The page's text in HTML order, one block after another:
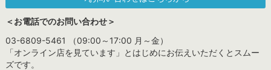
＜お電話でのお問い合わせ＞
03-6809-5461 （09:00～17:00 月～金）
「オンライン店を見ています」とはじめにお伝えいただくとスムー
ズです。